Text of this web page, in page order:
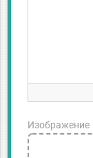
Изображение